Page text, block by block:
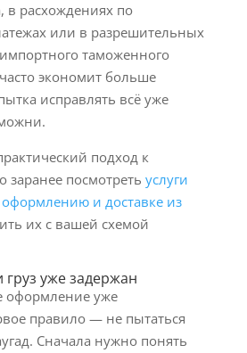
в расхождениях по
или в разрешительных
таможенного
экономит больше
исправлять всё уже
подход к
заранее посмотреть услуги
и доставке из
их с вашей схемой
груз уже задержан
оформление уже
правило — не пытаться
Сначала нужно понять